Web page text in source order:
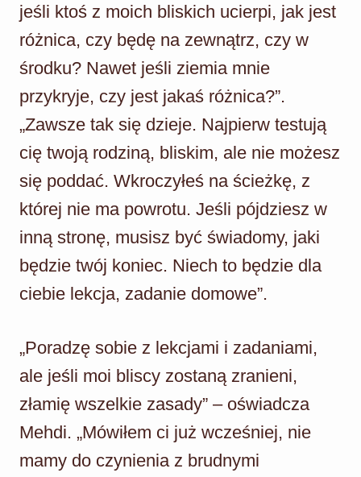
jeśli ktoś z moich bliskich ucierpi, jak jest
różnica, czy będę na zewnątrz, czy w
środku? Nawet jeśli ziemia mnie
przykryje, czy jest jakaś różnica?”.
„Zawsze tak się dzieje. Najpierw testują
cię twoją rodziną, bliskim, ale nie możesz
się poddać. Wkroczyłeś na ścieżkę, z
której nie ma powrotu. Jeśli pójdziesz w
inną stronę, musisz być świadomy, jaki
będzie twój koniec. Niech to będzie dla
ciebie lekcja, zadanie domowe”.
„Poradzę sobie z lekcjami i zadaniami,
ale jeśli moi bliscy zostaną zranieni,
złamię wszelkie zasady” – oświadcza
Mehdi. „Mówiłem ci już wcześniej, nie
mamy do czynienia z brudnymi